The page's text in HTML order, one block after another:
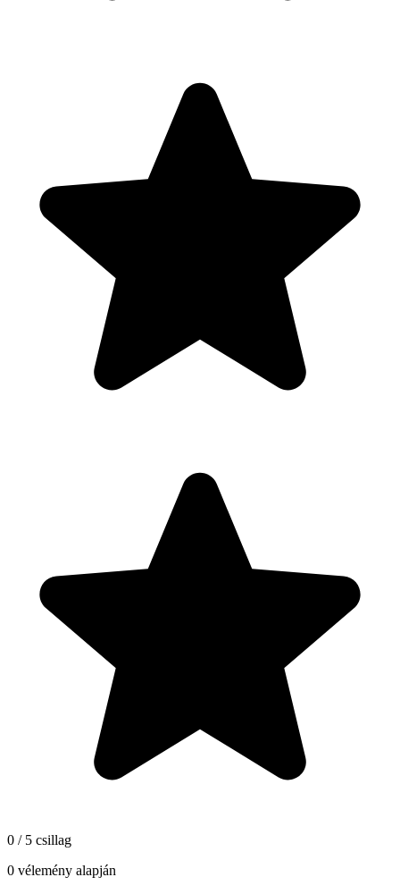
0 / 5 csillag
0 vélemény alapján